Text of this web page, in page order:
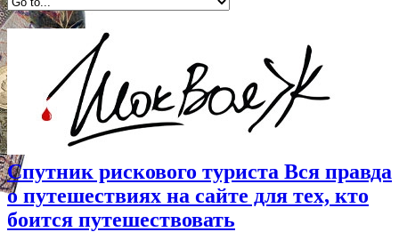
Спутник рискового туриста Вся правда
о путешествиях на сайте для тех, кто
боится путешествовать